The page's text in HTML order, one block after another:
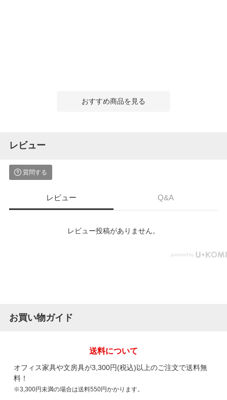
おすすめ商品を見る
レビュー
質問する
レビュー Q&A
レビュー投稿がありません。
お買い物ガイド
送料について
オフィス家具や文房具が3,300円(税込)以上のご注文で送料無
料！
※3,300円未満の場合は送料550円かかります。